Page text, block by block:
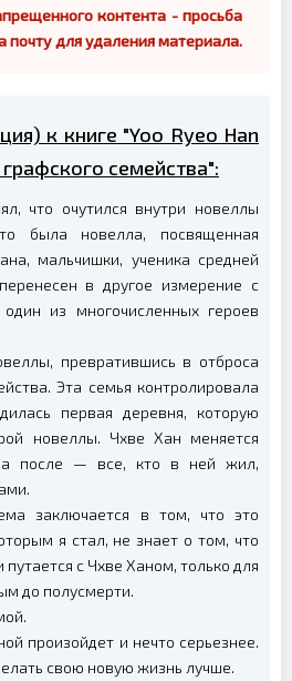
контента - просьба
почту для удаления материала.
к книге "Yoo Ryeo Han
семейства":
что очутился внутри новеллы
была новелла, посвященная
мальчишки, ученика средней
в другое измерение с
из многочисленных героев
превратившись в отброса
Эта семья контролировала
первая деревня, которую
новеллы. Чхве Хан меняется
а после — все, кто в ней жил,
заключается в том, что это
я стал, не знает о том, что
с Чхве Ханом, только для
до полусмерти.
произойдет и нечто серьезнее.
свою новую жизнь лучше.